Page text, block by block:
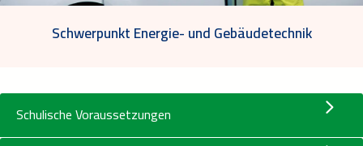
Schwerpunkt Energie- und Gebäudetechnik
Schulische Voraussetzungen